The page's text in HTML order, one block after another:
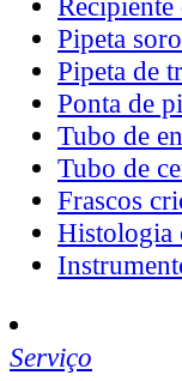
Pipeta
Pipeta de
Ponta de
Tubo de
Tubo de
Frascos
Histologia
Serviço